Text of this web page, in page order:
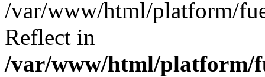
/var/www/html/platform/
Reflect in
/var/www/html/platform/